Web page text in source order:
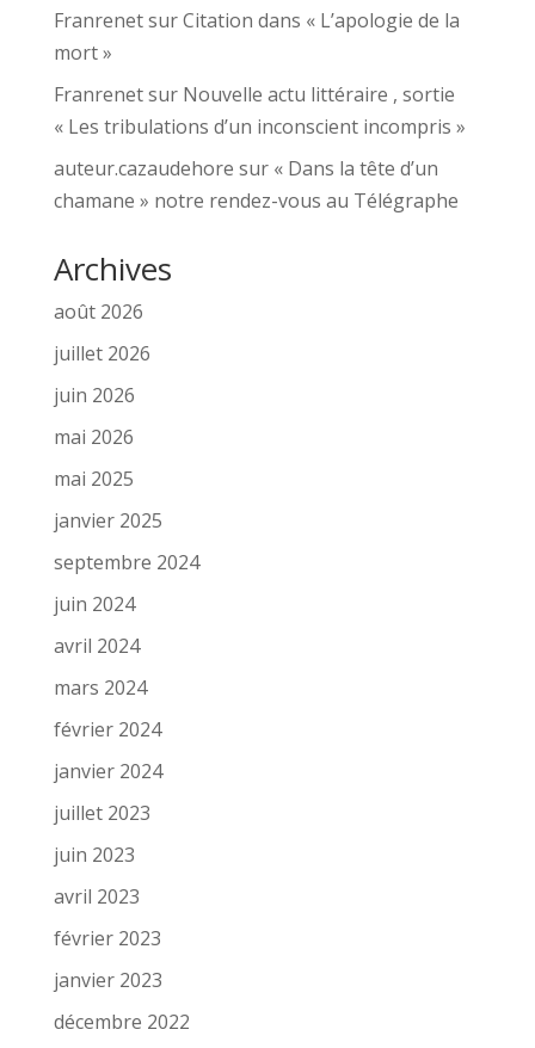
FranrenetsurCitation dans « L’apologie de la
mort »
Franrenetsur Nouvelle actu littéraire , sortie
« Les tribulations d’un inconscient incompris »
auteur.cazaudehore sur « Dans la tête d’un
chamane » notre rendez-vous au Télégraphe
Archives
août 2026
juillet 2026
juin 2026
mai 2026
mai 2025
janvier 2025
septembre 2024
juin 2024
avril 2024
mars 2024
février 2024
janvier 2024
juillet 2023
juin 2023
avril 2023
février 2023
janvier 2023
décembre 2022